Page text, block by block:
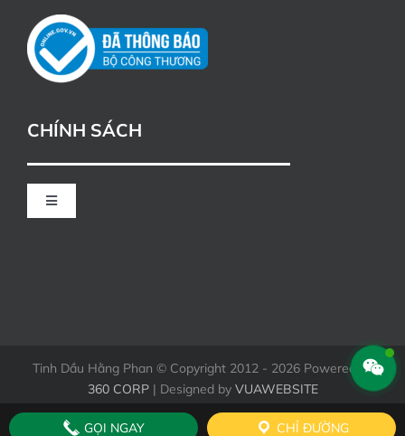
CHÍNH SÁCH
Toggle
Tinh Dầu Hằng Phan © Copyright 2012 - 2026 Powered by
360 CORP| Designed by VUAWEBSITE
GỌI NGAY CHỈ ĐƯỜNG